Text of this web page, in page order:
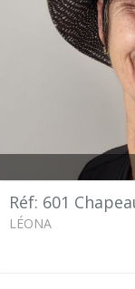
Réf: 601
LÉONA